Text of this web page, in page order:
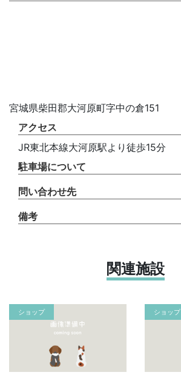
宮城県柴田郡大河原町字中の倉151
アクセス
JR東北本線大河原駅より徒歩15分
駐車場について
問い合わせ先
備考
関連施設
ショップ ショップ